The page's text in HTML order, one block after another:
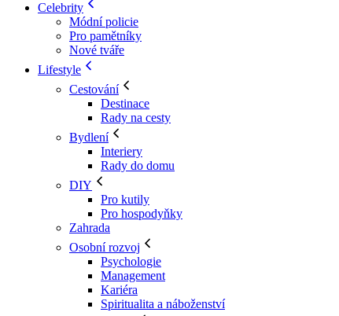
Celebrity
Módní policie
Pro pamětníky
Nové tváře
Lifestyle
Cestování
Destinace
Rady na cesty
Bydlení
Interiery
Rady do domu
DIY
Pro kutily
Pro hospodyňky
Zahrada
Osobní rozvoj
Psychologie
Management
Kariéra
Spiritualita a náboženství